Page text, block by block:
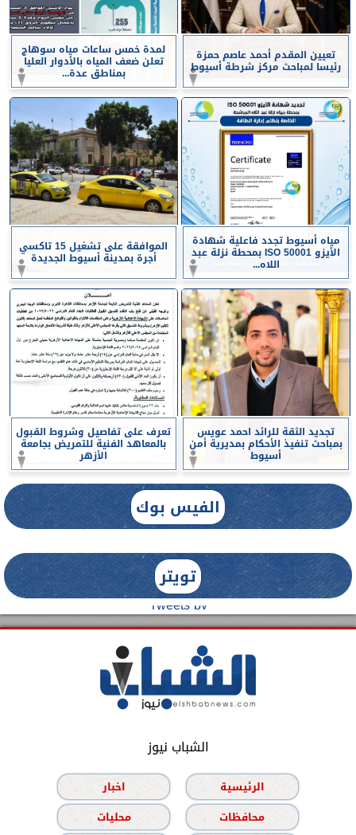
تعيين المقدم أحمد عاصم حمزة
رئيسا لمباحث مركز شرطة أسيوط
لمدة خمس ساعات مياه سوهاج
تعلن ضعف المياه بالأدوار العليا
بمناطق عدة...
مياه أسيوط تجدد فاعلية شهادة
الأيزو ISO 50001 بمحطة نزلة عبد
اللاه...
الموافقة على تشغيل 15 تاكسي
أجرة بمدينة أسيوط الجديدة
تجديد الثقة للرائد احمد عويس
بمباحث تنفيذ الأحكام بمديرية أمن
أسيوط
تعرف على تفاصيل وشروط القبول
بالمعاهد الفنية للتمريض بجامعة
الأزهر
الفيس بوك
تويتر
Tweets by
الشباب نيوز
الرئيسية
اخبار
محافظات
محليات